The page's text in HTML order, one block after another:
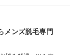
メンズ脱毛専門